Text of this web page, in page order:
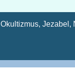
Okultizmus, Jezabel,